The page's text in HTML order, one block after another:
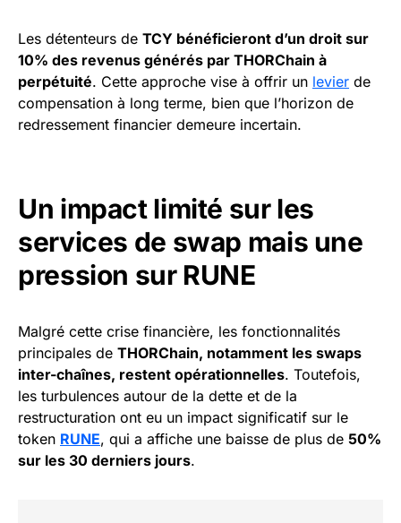
Les détenteurs de TCY bénéficieront d’un droit sur
10% des revenus générés par THORChain à
perpétuité. Cette approche vise à offrir un levier de
compensation à long terme, bien que l’horizon de
redressement financier demeure incertain.
Un impact limité sur les
services de swap mais une
pression sur RUNE
Malgré cette crise financière, les fonctionnalités
principales de THORChain, notamment les swaps
inter-chaînes, restent opérationnelles. Toutefois,
les turbulences autour de la dette et de la
restructuration ont eu un impact significatif sur le
token RUNE, qui a affiche une baisse de plus de 50%
sur les 30 derniers jours.